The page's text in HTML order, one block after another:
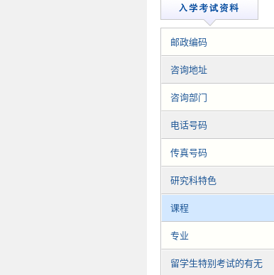
邮政编码
咨询地址
咨询部门
电话号码
传真号码
研究科特色
课程
专业
留学生特别考试的有无